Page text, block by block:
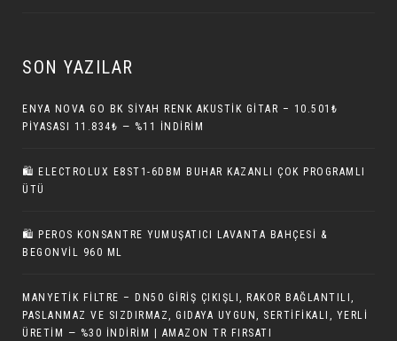
SON YAZILAR
ENYA NOVA GO BK SIYAH RENK AKUSTIK GITAR – 10.501₺
PIYASASI 11.834₺ — %11 İNDIRIM
🛍 ELECTROLUX E8ST1-6DBM BUHAR KAZANLI ÇOK PROGRAMLI
ÜTÜ
🛍️ PEROS KONSANTRE YUMUŞATICI LAVANTA BAHÇESI &
BEGONVIL 960 ML
MANYETIK FILTRE – DN50 GIRIŞ ÇIKIŞLI, RAKOR BAĞLANTILI,
PASLANMAZ VE SIZDIRMAZ, GIDAYA UYGUN, SERTIFIKALI, YERLI
ÜRETIM — %30 İNDIRIM | AMAZON TR FIRSATI